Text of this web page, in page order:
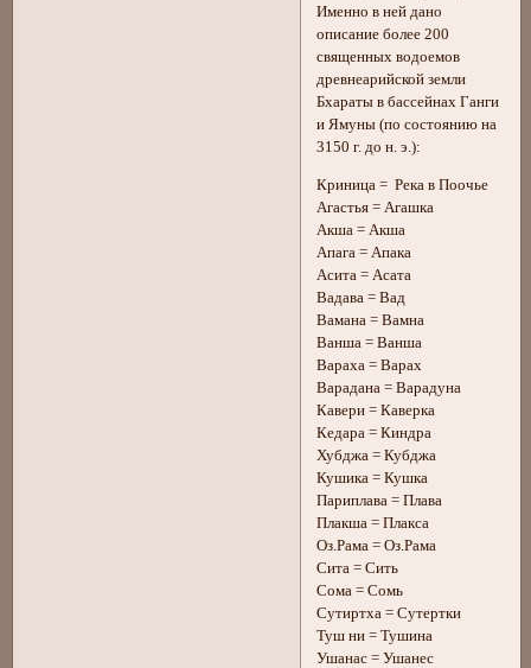
Именно в ней дано
описание более 200
священных водоемов
древнеарийской земли
Бхараты в бассейнах Ганги
и Ямуны (по состоянию на
3150 г. до н. э.):
Криница = Река в Поочье
Агастья = Агашка
Акша = Акша
Апага = Апака
Асита = Асата
Вадава = Вад
Вамана = Вамна
Ванша = Ванша
Вараха = Варах
Варадана = Варадуна
Кавери = Каверка
Кедара = Киндра
Хубджа = Кубджа
Кушика = Кушка
Париплава = Плава
Плакша = Плакса
Оз.Рама = Оз.Рама
Сита = Сить
Сома = Сомь
Сутиртха = Сутертки
Туш ни = Тушина
Ушанас = Ушанес